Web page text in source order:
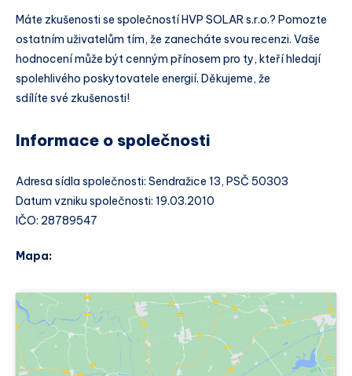
Máte zkušenosti se společností HVP SOLAR s.r.o.? Pomozte
ostatním uživatelům tím, že zanecháte svou recenzi. Vaše
hodnocení může být cenným přínosem pro ty, kteří hledají
spolehlivého poskytovatele energií. Děkujeme, že
sdílíte své zkušenosti!
Informace o společnosti
Adresa sídla společnosti: Sendražice 13, PSČ 50303
Datum vzniku společnosti: 19.03.2010
IČO: 28789547
Mapa: